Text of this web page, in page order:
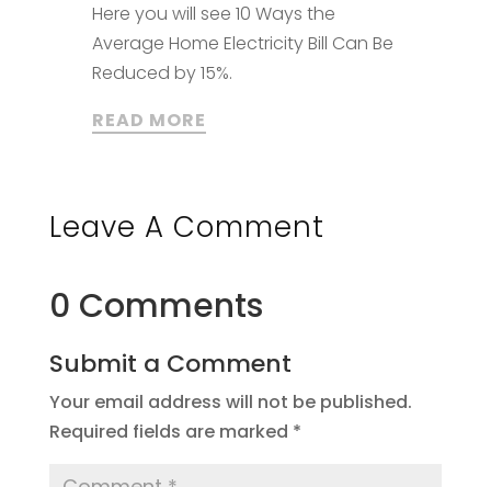
Here you will see 10 Ways the
Average Home Electricity Bill Can Be
Reduced by 15%.
READ MORE
Leave A Comment
0 Comments
Submit a Comment
Your email address will not be published.
Required fields are marked *